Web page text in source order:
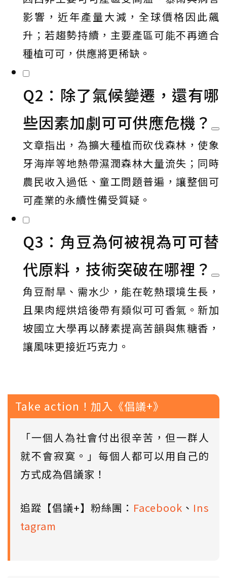
影響，近年產量大減，全球價格因此飆
升；若趨勢持續，主要產區可能不再適合
種植可可，供應將更稀缺。
Q2：除了氣候變遷，還有哪
些因素加劇可可供應危機？
文章指出，為擴大種植而砍伐森林，使象
牙海岸等地熱帶濕潤森林大量流失；同時
農民收入過低、童工問題普遍，讓整個可
可產業的永續性備受質疑。
Q3：角豆為何被視為可可替
代原料，技術突破在哪裡？
角豆耐旱、需水少，能在乾熱環境生長，
且果肉經烘焙後帶有類似可可香氣。新加
坡國立大學再以酵素提高苦韻與焦糖香，
讓風味更接近巧克力。
Take action！加入《倡議+》
「一個人為社會付出很辛苦，但一群人
就不會寂寞。」每個人都可以用自己的
方式成為倡議家！
追蹤【倡議+】粉絲團： Facebook 、 Ins
tagram